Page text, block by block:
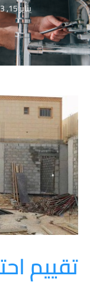
يناير 15, 2023
تقييم